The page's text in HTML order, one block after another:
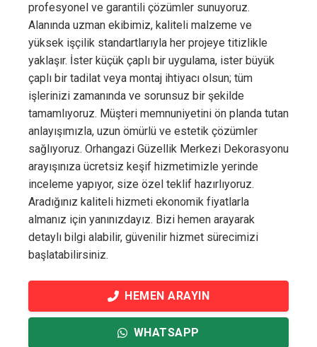
profesyonel ve garantili çözümler sunuyoruz.
Alanında uzman ekibimiz, kaliteli malzeme ve
yüksek işçilik standartlarıyla her projeye titizlikle
yaklaşır. İster küçük çaplı bir uygulama, ister büyük
çaplı bir tadilat veya montaj ihtiyacı olsun; tüm
işlerinizi zamanında ve sorunsuz bir şekilde
tamamlıyoruz. Müşteri memnuniyetini ön planda tutan
anlayışımızla, uzun ömürlü ve estetik çözümler
sağlıyoruz. Orhangazi Güzellik Merkezi Dekorasyonu
arayışınıza ücretsiz keşif hizmetimizle yerinde
inceleme yapıyor, size özel teklif hazırlıyoruz.
Aradığınız kaliteli hizmeti ekonomik fiyatlarla
almanız için yanınızdayız. Bizi hemen arayarak
detaylı bilgi alabilir, güvenilir hizmet sürecimizi
başlatabilirsiniz.
HEMEN ARAYIN
WHATSAPP